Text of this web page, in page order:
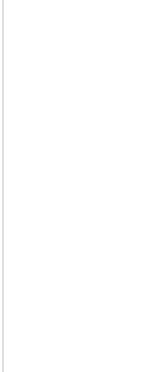
理工作
监管
政建设
举办网上年度年检知
健全信用信息化建设
设
监察工作会议精
照工作
着力推进法制建设
办公司五大机制
问”重庆代办公司
代办营业执照进入园区
建设
工商代办称号